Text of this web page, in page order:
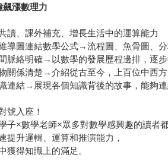
飆漲數理力
讀、課外補充、增長生活中的運算能力
導圖連結數學公式→流程圖、魚骨圖、
脈絡明確→以數學的發展歷程邊排，逐
關係清楚→介紹從古至今，上百位中西
連結→展現各個知識背後的故事，能夠
號入座！
子×數學老師×眾多對數學感興趣的讀者
提升邏輯、運算和推演能力，
獲得知識上的滿足。